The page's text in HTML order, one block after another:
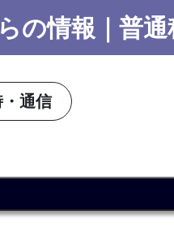
の情報｜普
通信